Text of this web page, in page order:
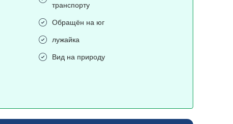
транспорту
Обращён на юг
лужайка
Вид на природу